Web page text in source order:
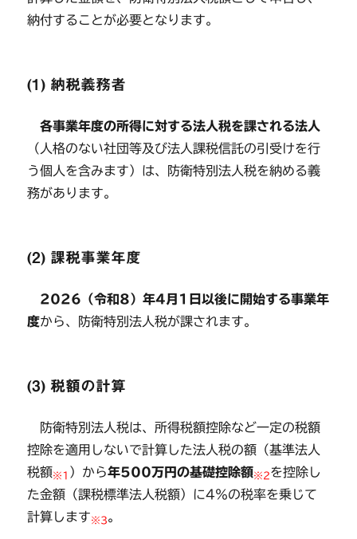
納付することが必要となります。
(1) 納税義務者
各事業年度の所得に対する法人税を課される法人
（人格のない社団等及び法人課税信託の引受けを行
う個人を含みます）は、防衛特別法人税を納める義
務があります。
(2) 課税事業年度
2026（令和8）年4月1日以後に開始する事業年
度から、防衛特別法人税が課されます。
(3) 税額の計算
防衛特別法人税は、所得税額控除など一定の税額
控除を適用しないで計算した法人税の額（基準法人
税額※1 ）から年500万円の基礎控除額※2を控除し
た金額（課税標準法人税額）に4％の税率を乗じて
計算します※3。